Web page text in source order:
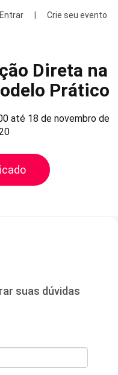
Entrar Crie seu evento
Direta na
Prático
até 18 de novembro de
suas dúvidas